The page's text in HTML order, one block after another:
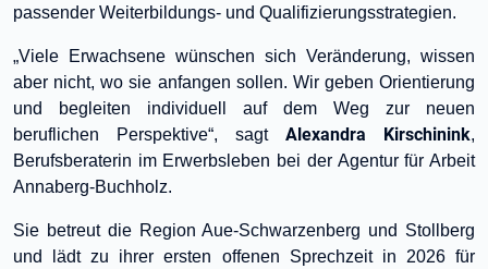
passender Weiterbildungs- und Qualifizierungsstrategien.
„Viele Erwachsene wünschen sich Veränderung, wissen
aber nicht, wo sie anfangen sollen. Wir geben Orientierung
und begleiten individuell auf dem Weg zur neuen
beruflichen Perspektive“, sagt Alexandra Kirschinink,
Berufsberaterin im Erwerbsleben bei der Agentur für Arbeit
Annaberg-Buchholz.
Sie betreut die Region Aue-Schwarzenberg und Stollberg
und lädt zu ihrer ersten offenen Sprechzeit in 2026 für